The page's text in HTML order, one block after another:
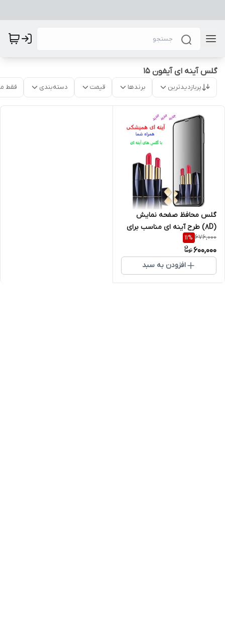
گلس آینه ای آیفون 15
پربازدیدترین برندها قیمت دسته‌بندی فقط
گلس محافظ صفحه نمایش
(8D) طرح آینه ای مناسب برای
گوشی موبایل اپل iPhone 15
676,000
11%
600,000
افزودن به سبد